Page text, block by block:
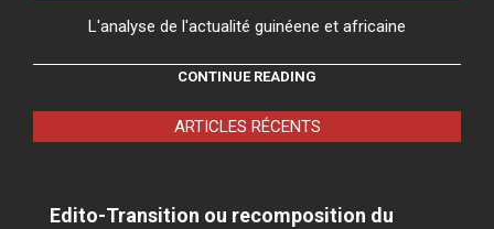
L'analyse de l'actualité guinéene et africaine
CONTINUE READING
ARTICLES RÉCENTS
Edito-Transition ou recomposition du